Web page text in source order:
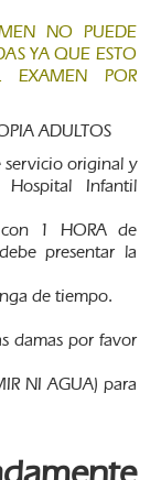
NO PUEDE
YA QUE ESTO
EXAMEN POR
ADULTOS
servicio original y
Infantil
1 HORA de
presentar la
de tiempo.
damas por favor
NI AGUA) para